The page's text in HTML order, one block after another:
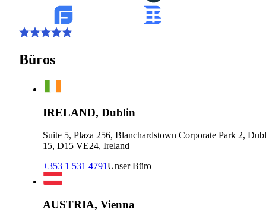
Büros
IRELAND, Dublin
Suite 5, Plaza 256, Blanchardstown Corporate Park 2,
15, D15 VE24, Ireland
+353 1 531 4791Unser Büro
AUSTRIA, Vienna